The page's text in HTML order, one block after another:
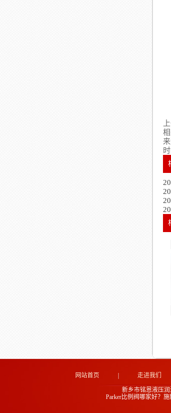
来
网站首页 走进我们
新乡市铭恩液压
Parker比例阀哪家好？